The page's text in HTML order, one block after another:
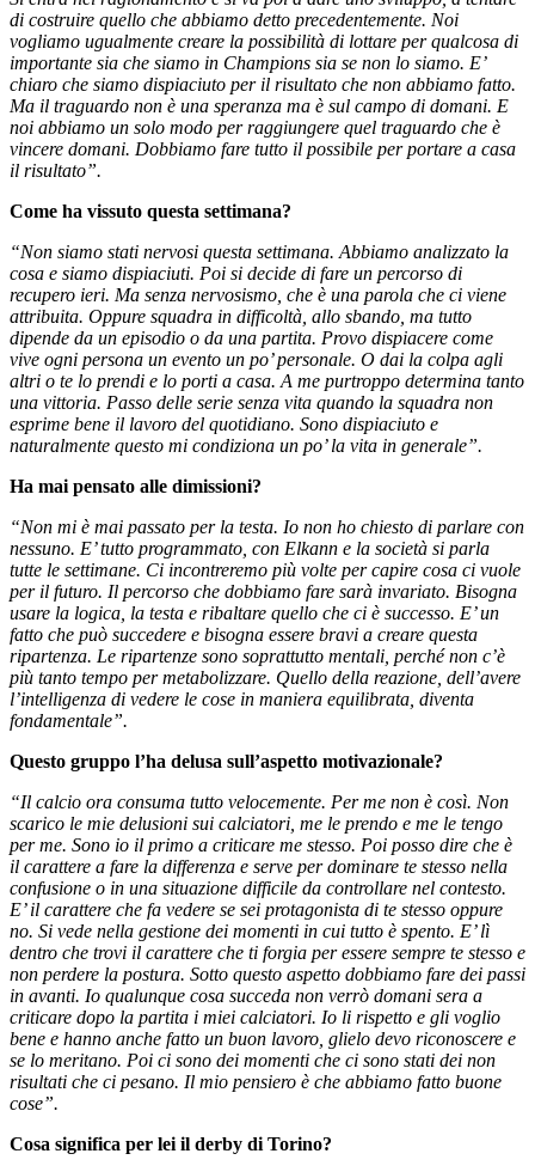
di costruire quello che abbiamo detto precedentemente. Noi
vogliamo ugualmente creare la possibilità di lottare per qualcosa di
importante sia che siamo in Champions sia se non lo siamo. E’
chiaro che siamo dispiaciuto per il risultato che non abbiamo fatto.
Ma il traguardo non è una speranza ma è sul campo di domani. E
noi abbiamo un solo modo per raggiungere quel traguardo che è
vincere domani. Dobbiamo fare tutto il possibile per portare a casa
il risultato”.
Come ha vissuto questa settimana?
“Non siamo stati nervosi questa settimana. Abbiamo analizzato la
cosa e siamo dispiaciuti. Poi si decide di fare un percorso di
recupero ieri. Ma senza nervosismo, che è una parola che ci viene
attribuita. Oppure squadra in difficoltà, allo sbando, ma tutto
dipende da un episodio o da una partita. Provo dispiacere come
vive ogni persona un evento un po’ personale. O dai la colpa agli
altri o te lo prendi e lo porti a casa. A me purtroppo determina tanto
una vittoria. Passo delle serie senza vita quando la squadra non
esprime bene il lavoro del quotidiano. Sono dispiaciuto e
naturalmente questo mi condiziona un po’ la vita in generale”.
Ha mai pensato alle dimissioni?
“Non mi è mai passato per la testa. Io non ho chiesto di parlare con
nessuno. E’ tutto programmato, con Elkann e la società si parla
tutte le settimane. Ci incontreremo più volte per capire cosa ci vuole
per il futuro. Il percorso che dobbiamo fare sarà invariato. Bisogna
usare la logica, la testa e ribaltare quello che ci è successo. E’ un
fatto che può succedere e bisogna essere bravi a creare questa
ripartenza. Le ripartenze sono soprattutto mentali, perché non c’è
più tanto tempo per metabolizzare. Quello della reazione, dell’avere
l’intelligenza di vedere le cose in maniera equilibrata, diventa
fondamentale”.
Questo gruppo l’ha delusa sull’aspetto motivazionale?
“Il calcio ora consuma tutto velocemente. Per me non è così. Non
scarico le mie delusioni sui calciatori, me le prendo e me le tengo
per me. Sono io il primo a criticare me stesso. Poi posso dire che è
il carattere a fare la differenza e serve per dominare te stesso nella
confusione o in una situazione difficile da controllare nel contesto.
E’ il carattere che fa vedere se sei protagonista di te stesso oppure
no. Si vede nella gestione dei momenti in cui tutto è spento. E’ lì
dentro che trovi il carattere che ti forgia per essere sempre te stesso e
non perdere la postura. Sotto questo aspetto dobbiamo fare dei passi
in avanti. Io qualunque cosa succeda non verrò domani sera a
criticare dopo la partita i miei calciatori. Io li rispetto e gli voglio
bene e hanno anche fatto un buon lavoro, glielo devo riconoscere e
se lo meritano. Poi ci sono dei momenti che ci sono stati dei non
risultati che ci pesano. Il mio pensiero è che abbiamo fatto buone
cose”.
Cosa significa per lei il derby di Torino?